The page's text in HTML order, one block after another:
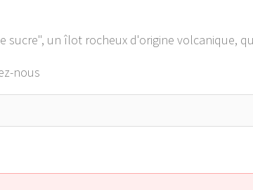
sucre", un îlot rocheux d'origine volcanique,
nous